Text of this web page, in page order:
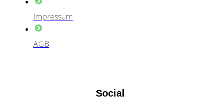
Impressum
AGB
Social